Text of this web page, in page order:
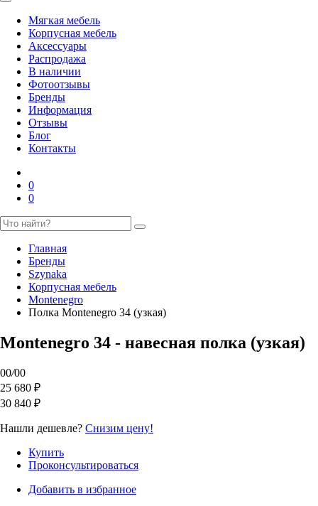
Мягкая мебель
Корпусная мебель
Аксессуары
Распродажа
В наличии
Фотоотзывы
Бренды
Информация
Отзывы
Блог
Контакты
0
0
Главная
Бренды
Szynaka
Корпусная мебель
Montenegro
Полка Montenegro 34 (узкая)
Montenegro 34 - навесная полка (узкая)
00/00
25 680 ₽
30 840 ₽
Нашли дешевле? Снизим цену!
Купить
Проконсультироваться
Добавить в избранное